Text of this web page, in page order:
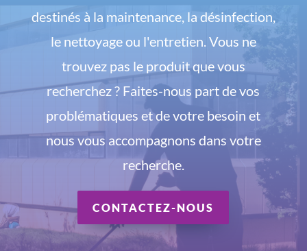
destinés à la maintenance, la désinfection,
le nettoyage ou l'entretien. Vous ne
trouvez pas le produit que vous
recherchez ? Faites-nous part de vos
problématiques et de votre besoin et
nous vous accompagnons dans votre
recherche.
CONTACTEZ-NOUS